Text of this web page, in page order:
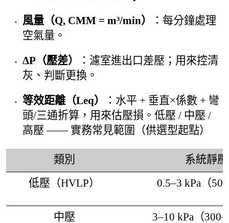
風量（Q, CMM = m³/min）
：每分鐘處理
空氣量。
ΔP（壓差）
：濾室進出口差壓；用來控清
灰、判斷更換。
等效距離（Leq）
：水平 + 垂直×係數 + 彎
頭/三通折算，用來估壓損。 低壓 / 中壓 /
高壓 —— 實務常見範圍（供選型起點）
類別
系統靜
低壓（HVLP）
0.5–3 kPa（
中壓 3–10 kPa（